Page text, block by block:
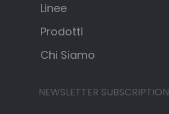
Linee
Prodotti
Chi Siamo
NEWSLETTER SUBSCRIPTION